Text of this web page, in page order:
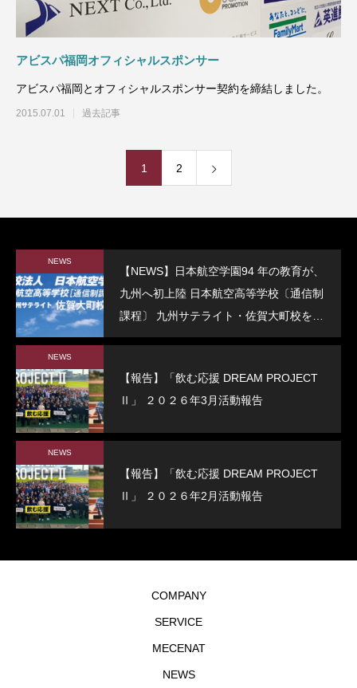
アビスパ福岡オフィシャルスポンサー
アビスパ福岡とオフィシャルスポンサー契約を締結しました。
2015.07.01 過去記事
1 2
NEWS
【NEWS】日本航空学園94 年の教育が、
九州へ初上陸 日本航空高等学校〔通信制
課程〕 九州サテライト・佐賀大町校を開
校
NEWS
【報告】「飲む応援 DREAM PROJECT
Ⅱ」 ２０２６年3月活動報告
NEWS
【報告】「飲む応援 DREAM PROJECT
Ⅱ」 ２０２６年2月活動報告
COMPANY
SERVICE
MECENAT
NEWS